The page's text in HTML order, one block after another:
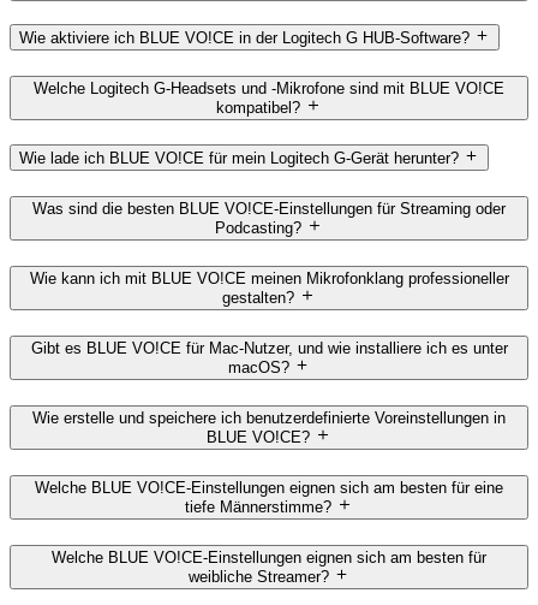
Wie aktiviere ich BLUE VO!CE in der Logitech G HUB-Software?
Welche Logitech G-Headsets und -Mikrofone sind mit BLUE VO!CE
kompatibel?
Wie lade ich BLUE VO!CE für mein Logitech G-Gerät herunter?
Was sind die besten BLUE VO!CE-Einstellungen für Streaming oder
Podcasting?
Wie kann ich mit BLUE VO!CE meinen Mikrofonklang professioneller
gestalten?
Gibt es BLUE VO!CE für Mac-Nutzer, und wie installiere ich es unter
macOS?
Wie erstelle und speichere ich benutzerdefinierte Voreinstellungen in
BLUE VO!CE?
Welche BLUE VO!CE-Einstellungen eignen sich am besten für eine
tiefe Männerstimme?
Welche BLUE VO!CE-Einstellungen eignen sich am besten für
weibliche Streamer?